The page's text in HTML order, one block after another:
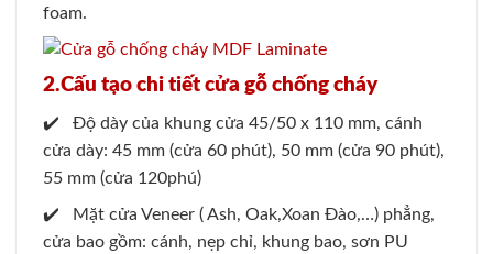
foam.
2.Cấu tạo chi tiết cửa gỗ chống cháy
✔️ Độ dày của khung cửa 45/50 x 110 mm, cánh
cửa dày: 45 mm (cửa 60 phút), 50 mm (cửa 90 phút),
55 mm (cửa 120phú)
✔️ Mặt cửa Veneer ( Ash, Oak,Xoan Đào,…) phẳng,
cửa bao gồm: cánh, nẹp chỉ, khung bao, sơn PU